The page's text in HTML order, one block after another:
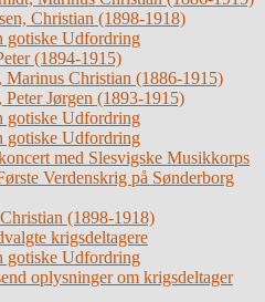
Christian (1898-1918)
gotiske Udfordring
(1894-1915)
Marinus Christian (1886-1915)
Peter Jørgen (1893-1915)
gotiske Udfordring
gotiske Udfordring
med Slesvigske Musikkorps
Verdenskrig på Sønderborg
(1898-1918)
krigsdeltagere
gotiske Udfordring
oplysninger om krigsdeltager